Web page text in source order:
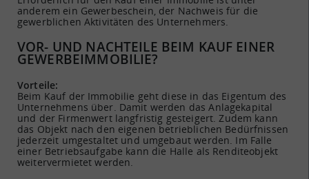
anderem ein Gewerbeschein, der Nachweis für die
gewerblichen Aktivitäten des Unternehmers.
VOR- UND NACHTEILE BEIM KAUF EINER
GEWERBEIMMOBILIE?
Vorteile:
Beim Kauf der Immobilie geht diese in das Eigentum des
Unternehmens über. Damit werden das Anlagekapital
und der Firmenwert langfristig gesteigert. Zudem kann
das Objekt nach den eigenen betrieblichen Bedürfnissen
jederzeit umgestaltet und umgebaut werden. Im Falle
einer Betriebsaufgabe kann die Halle als Renditeobjekt
weitervermietet werden.